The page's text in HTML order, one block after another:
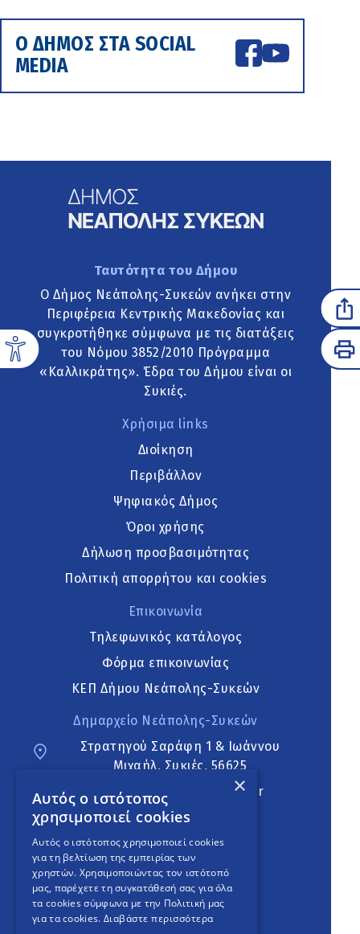
Ο ΔΗΜΟΣ ΣΤΑ SOCIAL
MEDIA
Ταυτότητα του Δήμου
Ο Δήμος Νεάπολης-Συκεών ανήκει στην
Περιφέρεια Κεντρικής Μακεδονίας και
συγκροτήθηκε σύμφωνα με τις διατάξεις
του Νόμου 3852/2010 Πρόγραμμα
«Καλλικράτης». Έδρα του Δήμου είναι οι
Συκιές.
Χρήσιμα links
Διοίκηση
Περιβάλλον
Ψηφιακός Δήμος
Όροι χρήσης
Δήλωση προσβασιμότητας
Πολιτική απορρήτου και cookies
Επικοινωνία
Τηλεφωνικός κατάλογος
Φόρμα επικοινωνίας
ΚΕΠ Δήμου Νεάπολης-Συκεών
Δημαρχείο Νεάπολης-Συκεών
Στρατηγού Σαράφη 1 & Ιωάννου
Μιχαήλ, Συκιές, 56625
neapoli.sykies@ddt.gov.gr
Ακολουθήστε
English Version
An project
×
Αυτός ο ιστότοπος
χρησιμοποιεί cookies
Αυτός ο ιστότοπος χρησιμοποιεί cookies
για τη βελτίωση της εμπειρίας των
χρηστών. Χρησιμοποιώντας τον ιστότοπό
μας, παρέχετε τη συγκατάθεσή σας για όλα
τα cookies σύμφωνα με την Πολιτική μας
για τα cookies. Διαβάστε περισσότερα